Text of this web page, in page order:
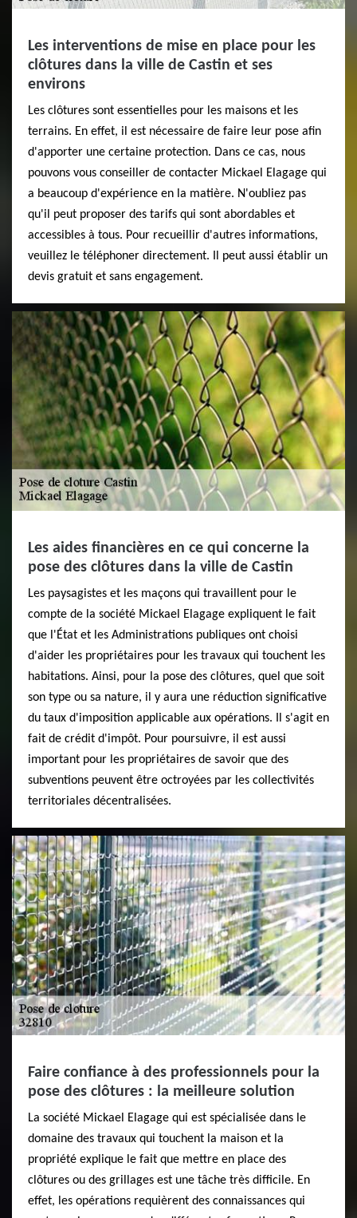
Les interventions de mise en place pour les
clôtures dans la ville de Castin et ses
environs
Les clôtures sont essentielles pour les maisons et les
terrains. En effet, il est nécessaire de faire leur pose afin
d'apporter une certaine protection. Dans ce cas, nous
pouvons vous conseiller de contacter Mickael Elagage qui
a beaucoup d'expérience en la matière. N'oubliez pas
qu'il peut proposer des tarifs qui sont abordables et
accessibles à tous. Pour recueillir d'autres informations,
veuillez le téléphoner directement. Il peut aussi établir un
devis gratuit et sans engagement.
Les aides financières en ce qui concerne la
pose des clôtures dans la ville de Castin
Les paysagistes et les maçons qui travaillent pour le
compte de la société Mickael Elagage expliquent le fait
que l'État et les Administrations publiques ont choisi
d'aider les propriétaires pour les travaux qui touchent les
habitations. Ainsi, pour la pose des clôtures, quel que soit
son type ou sa nature, il y aura une réduction significative
du taux d'imposition applicable aux opérations. Il s'agit en
fait de crédit d'impôt. Pour poursuivre, il est aussi
important pour les propriétaires de savoir que des
subventions peuvent être octroyées par les collectivités
territoriales décentralisées.
Faire confiance à des professionnels pour la
pose des clôtures : la meilleure solution
La société Mickael Elagage qui est spécialisée dans le
domaine des travaux qui touchent la maison et la
propriété explique le fait que mettre en place des
clôtures ou des grillages est une tâche très difficile. En
effet, les opérations requièrent des connaissances qui